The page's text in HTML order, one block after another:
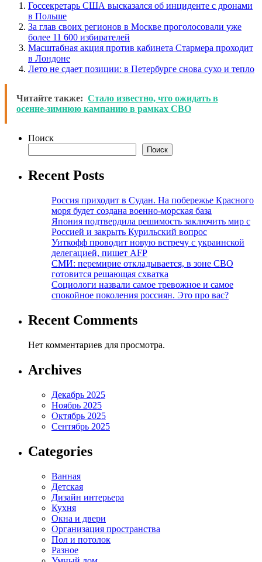
Госсекретарь США высказался об инциденте с дронами
в Польше
За глав своих регионов в Москве проголосовали уже
более 11 600 избирателей
Масштабная акция против кабинета Стармера проходит
в Лондоне
Лето не сдает позиции: в Петербурге снова сухо и тепло
Читайте также: Стало известно, что ожидать в
осенне-зимнюю кампанию в рамках СВО
Поиск
Поиск
Recent Posts
Россия приходит в Судан. На побережье Красного
моря будет создана военно-морская база
Япония подтвердила решимость заключить мир с
Россией и закрыть Курильский вопрос
Уиткофф проводит новую встречу с украинской
делегацией, пишет AFP
СМИ: перемирие откладывается, в зоне СВО
готовится решающая схватка
Социологи назвали самое тревожное и самое
спокойное поколения россиян. Это про вас?
Recent Comments
Нет комментариев для просмотра.
Archives
Декабрь 2025
Ноябрь 2025
Октябрь 2025
Сентябрь 2025
Categories
Ванная
Детская
Дизайн интерьера
Кухня
Окна и двери
Организация пространства
Пол и потолок
Разное